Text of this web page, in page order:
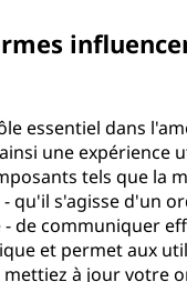
essentiel dans
une expérience
tels que la
qu'il s'agisse d'un
de communiquer
et permet aux
à jour votre